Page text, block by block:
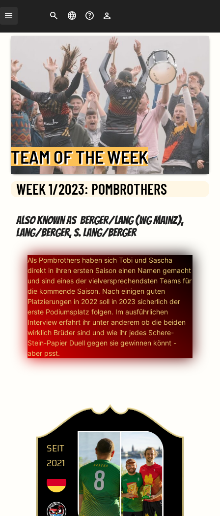
SearchChange
FAQ Login
TEAM OF THE WEEK
WEEK 1/2023: POMBROTHERS
Also known as Berger/Lang (WG Mainz),
Lang/Berger, S. Lang/Berger
Als Pombrothers haben sich Tobi und Sascha
direkt in ihren ersten Saison einen Namen gemacht
und sind eines der vielversprechendsten Teams für
die kommende Saison. Nach einigen guten
Platzierungen in 2022 soll in 2023 sicherlich der
erste Podiumsplatz folgen. Im ausführlichen
Interview erfahrt ihr unter anderem ob die beiden
wirklich Brüder sind und wie ihr jedes Schere-
Stein-Papier Duell gegen sie gewinnen könnt -
aber psst.
SEIT
2021